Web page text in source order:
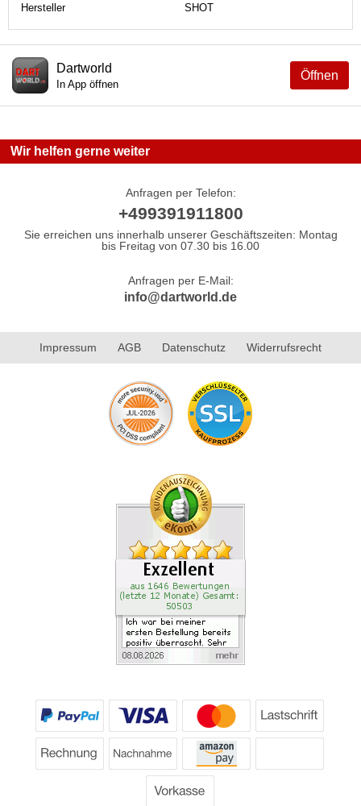
Hersteller
SHOT
Öffnen
Dartworld
In App öffnen
Wir helfen gerne weiter
Anfragen per Telefon:
+499391911800
Sie erreichen uns innerhalb unserer Geschäftszeiten: Montag
bis Freitag von 07.30 bis 16.00
Anfragen per E-Mail:
info@dartworld.de
Impressum AGB Datenschutz Widerrufsrecht